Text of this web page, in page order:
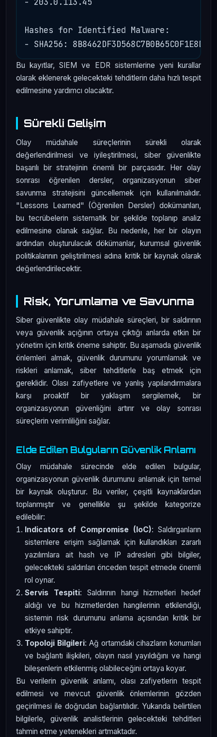
Hashes for Identified Malware:
Bu kayıtlar, SIEM ve EDR sistemlerine yeni kurallar
olarak eklenerek gelecekteki tehditlerin daha hızlı tespit
edilmesine yardımcı olacaktır.
Sürekli Gelişim
Olay müdahale süreçlerinin sürekli olarak
değerlendirilmesi ve iyileştirilmesi, siber güvenlikte
başarılı bir stratejinin önemli bir parçasıdır. Her olay
sonrası öğrenilen dersler, organizasyonun siber
savunma stratejisini güncellemek için kullanılmalıdır.
"Lessons Learned" (Öğrenilen Dersler) dokümanları,
bu tecrübelerin sistematik bir şekilde toplanıp analiz
edilmesine olanak sağlar. Bu nedenle, her bir olayın
ardından oluşturulacak dökümanlar, kurumsal güvenlik
politikalarının geliştirilmesi adına kritik bir kaynak olarak
değerlendirilecektir.
Risk, Yorumlama ve Savunma
Siber güvenlikte olay müdahale süreçleri, bir saldırının
veya güvenlik açığının ortaya çıktığı anlarda etkin bir
yönetim için kritik öneme sahiptir. Bu aşamada güvenlik
önlemleri almak, güvenlik durumunu yorumlamak ve
riskleri anlamak, siber tehditlerle baş etmek için
gereklidir. Olası zafiyetlere ve yanlış yapılandırmalara
karşı proaktif bir yaklaşım sergilemek, bir
organizasyonun güvenliğini artırır ve olay sonrası
süreçlerin verimliliğini sağlar.
Elde Edilen Bulguların Güvenlik Anlamı
Olay müdahale sürecinde elde edilen bulgular,
organizasyonun güvenlik durumunu anlamak için temel
bir kaynak oluşturur. Bu veriler, çeşitli kaynaklardan
toplanmıştır ve genellikle şu şekilde kategorize
edilebilir:
Indicators of Compromise (IoC): Saldırganların
sistemlere erişim sağlamak için kullandıkları zararlı
yazılımlara ait hash ve IP adresleri gibi bilgiler,
gelecekteki saldırıları önceden tespit etmede önemli
rol oynar.
Servis Tespiti: Saldırının hangi hizmetleri hedef
aldığı ve bu hizmetlerden hangilerinin etkilendiği,
sistemin risk durumunu anlama açısından kritik bir
etkiye sahiptir.
Topoloji Bilgileri: Ağ ortamdaki cihazların konumları
ve bağlantı ilişkileri, olayın nasıl yayıldığını ve hangi
bileşenlerin etkilenmiş olabileceğini ortaya koyar.
Bu verilerin güvenlik anlamı, olası zafiyetlerin tespit
edilmesi ve mevcut güvenlik önlemlerinin gözden
geçirilmesi ile doğrudan bağlantılıdır. Yukarıda belirtilen
bilgilerle, güvenlik analistlerinin gelecekteki tehditleri
tahmin etme yetenekleri artmaktadır.